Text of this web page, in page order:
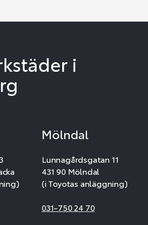
i
Mölndal
Lunnagårdsgatan 11
431 90 Mölndal
(i Toyotas anläggning)
031-750 24 70